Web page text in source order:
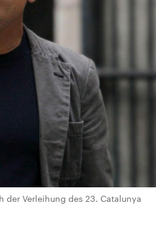
der Verleihung des 23. Catalunya